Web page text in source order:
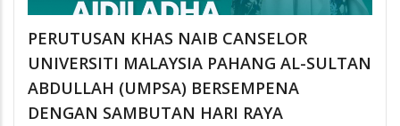
PERUTUSAN KHAS NAIB CANSELOR
UNIVERSITI MALAYSIA PAHANG AL-SULTAN
ABDULLAH (UMPSA) BERSEMPENA
DENGAN SAMBUTAN HARI RAYA